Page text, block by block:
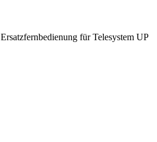
Ersatzfernbedienung für Telesystem UP